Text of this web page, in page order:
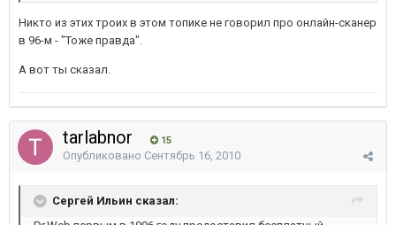
Никто из этих троих в этом топике не говорил про онлайн-сканер
в 96-м - "Тоже правда".
А вот ты сказал.
tarlabnor 15
Опубликовано Сентябрь 16, 2010
Сергей Ильин сказал: